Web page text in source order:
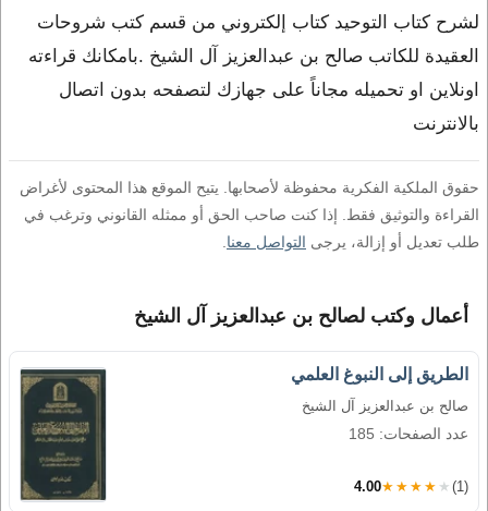
لشرح كتاب التوحيد كتاب إلكتروني من قسم كتب شروحات
العقيدة للكاتب صالح بن عبدالعزيز آل الشيخ .بامكانك قراءته
اونلاين او تحميله مجاناً على جهازك لتصفحه بدون اتصال
بالانترنت
حقوق الملكية الفكرية محفوظة لأصحابها. يتيح الموقع هذا المحتوى لأغراض
القراءة والتوثيق فقط. إذا كنت صاحب الحق أو ممثله القانوني وترغب في
طلب تعديل أو إزالة، يرجى التواصل معنا
أعمال وكتب لصالح بن عبدالعزيز آل الشيخ
الطريق إلى النبوغ العلمي
صالح بن عبدالعزيز آل الشيخ
عدد الصفحات: 185
4.00★★★★★ (1)